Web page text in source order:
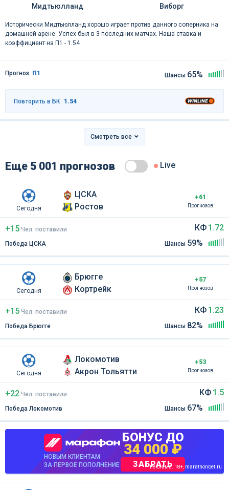
Мидтьюлланд Виборг
Исторически Мидтьюлланд хорошо играет против данного соперника на
домашней арене. Успех был в 3 последних матчах. Наша ставка и
коэффициент на П1 - 1.54
Прогноз: П1 Шансы 65%
Повторить в БК 1.54
Смотреть все
Еще 5 001 прогнозов Live
Сегодня
ЦСКА
Ростов
+61
Прогнозов
+15 Чел. поставили
Победа ЦСКА
КФ 1.72
Шансы 59%
Сегодня
Брюгге
Кортрейк
+57
Прогнозов
+15 Чел. поставили
Победа Брюгге
КФ 1.23
Шансы 82%
Сегодня
Локомотив
Акрон Тольятти
+53
Прогнозов
+22 Чел. поставили
Победа Локомотив
КФ 1.5
Шансы 67%
НОВЫМ КЛИЕНТАМ
ЗА ПЕРВОЕ ПОПОЛНЕНИЕ
БОНУС ДО
34 000 ₽
ЗАБРАТЬ
Реклама. 18+, marathonbet.ru